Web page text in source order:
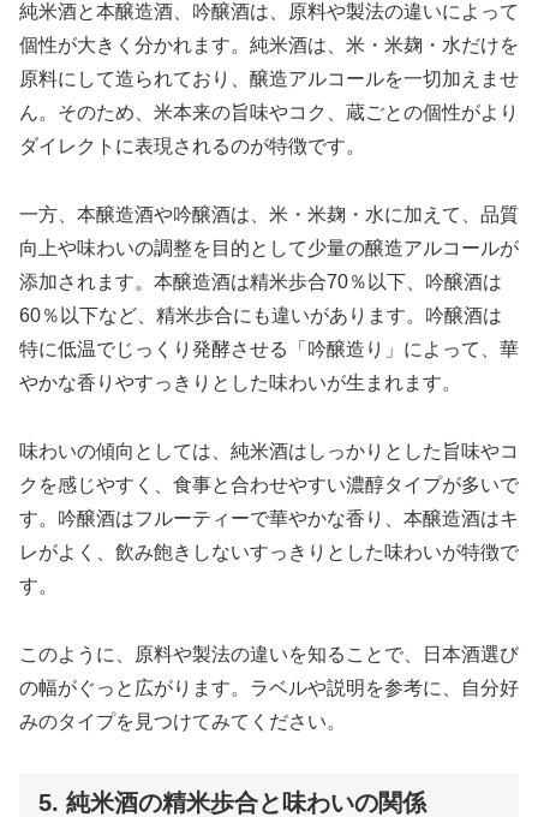
純米酒と本醸造酒、吟醸酒は、原料や製法の違いによって
個性が大きく分かれます。純米酒は、米・米麹・水だけを
原料にして造られており、醸造アルコールを一切加えませ
ん。そのため、米本来の旨味やコク、蔵ごとの個性がより
ダイレクトに表現されるのが特徴です。
一方、本醸造酒や吟醸酒は、米・米麹・水に加えて、品質
向上や味わいの調整を目的として少量の醸造アルコールが
添加されます。本醸造酒は精米歩合70％以下、吟醸酒は
60％以下など、精米歩合にも違いがあります。吟醸酒は
特に低温でじっくり発酵させる「吟醸造り」によって、華
やかな香りやすっきりとした味わいが生まれます。
味わいの傾向としては、純米酒はしっかりとした旨味やコ
クを感じやすく、食事と合わせやすい濃醇タイプが多いで
す。吟醸酒はフルーティーで華やかな香り、本醸造酒はキ
レがよく、飲み飽きしないすっきりとした味わいが特徴で
す。
このように、原料や製法の違いを知ることで、日本酒選び
の幅がぐっと広がります。ラベルや説明を参考に、自分好
みのタイプを見つけてみてください。
5. 純米酒の精米歩合と味わいの関係